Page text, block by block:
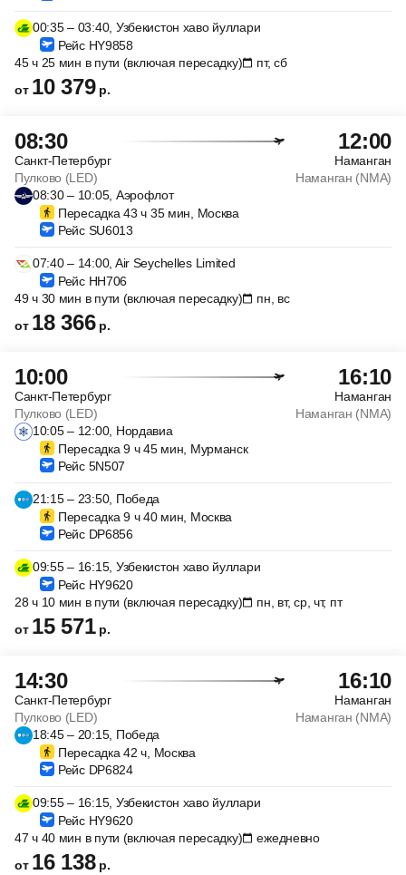
00:35 – 03:40, Узбекистон хаво йуллари
Рейс HY9858
45 ч 25 мин в пути (включая пересадку)
пт, сб
от 10 379 р.
08:30 12:00
Санкт-Петербург
Наманган
Пулково (LED)
Наманган (NMA)
08:30 – 10:05, Аэрофлот
Пересадка 43 ч 35 мин, Москва
Рейс SU6013
07:40 – 14:00, Air Seychelles Limited
Рейс HH706
49 ч 30 мин в пути (включая пересадку)
пн, вс
от 18 366 р.
10:00 16:10
Санкт-Петербург
Наманган
Пулково (LED)
Наманган (NMA)
10:05 – 12:00, Нордавиа
Пересадка 9 ч 45 мин, Мурманск
Рейс 5N507
21:15 – 23:50, Победа
Пересадка 9 ч 40 мин, Москва
Рейс DP6856
09:55 – 16:15, Узбекистон хаво йуллари
Рейс HY9620
28 ч 10 мин в пути (включая пересадку)
пн, вт, ср, чт, пт
от 15 571 р.
14:30 16:10
Санкт-Петербург
Наманган
Пулково (LED)
Наманган (NMA)
18:45 – 20:15, Победа
Пересадка 42 ч, Москва
Рейс DP6824
09:55 – 16:15, Узбекистон хаво йуллари
Рейс HY9620
47 ч 40 мин в пути (включая пересадку)
ежедневно
от 16 138 р.